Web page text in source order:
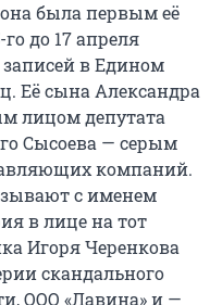
была первым её
до 17 апреля
в Едином
Её сына Александра
лицом депутата
Сысоева — серым
компаний.
с именем
в лице на тот
Игоря Черенкова
скандального
ООО «Лавина» и —